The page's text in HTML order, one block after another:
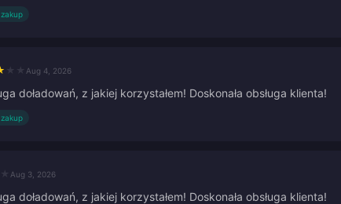
Aug 4, 2026
doładowań, z jakiej korzystałem! Doskonała obsługa klienta!
Aug 3, 2026
doładowań, z jakiej korzystałem! Doskonała obsługa klienta!